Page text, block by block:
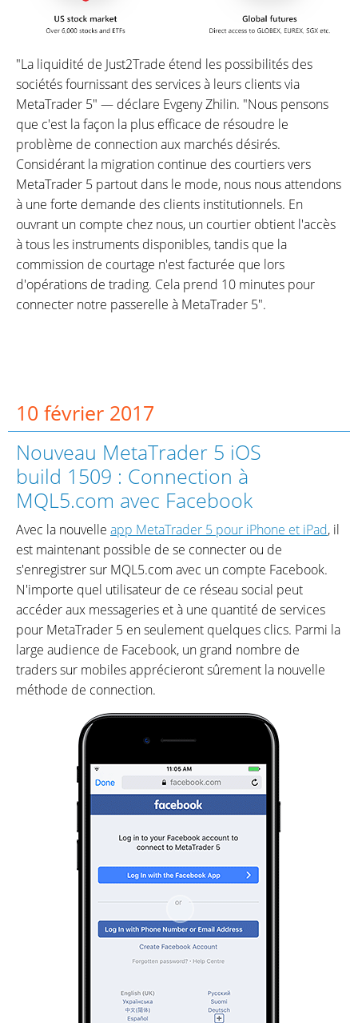
"La liquidité de Just2Trade étend les possibilités des
sociétés fournissant des services à leurs clients via
MetaTrader 5" — déclare Evgeny Zhilin. "Nous pensons
que c'est la façon la plus efficace de résoudre le
problème de connection aux marchés désirés.
Considérant la migration continue des courtiers vers
MetaTrader 5 partout dans le mode, nous nous attendons
à une forte demande des clients institutionnels. En
ouvrant un compte chez nous, un courtier obtient l'accès
à tous les instruments disponibles, tandis que la
commission de courtage n'est facturée que lors
d'opérations de trading. Cela prend 10 minutes pour
connecter notre passerelle à MetaTrader 5".
10 février 2017
Nouveau MetaTrader 5 iOS
build 1509 : Connection à
MQL5.com avec Facebook
Avec la nouvelle app MetaTrader 5 pour iPhone et iPad, il
est maintenant possible de se connecter ou de
s'enregistrer sur MQL5.com avec un compte Facebook.
N'importe quel utilisateur de ce réseau social peut
accéder aux messageries et à une quantité de services
pour MetaTrader 5 en seulement quelques clics. Parmi la
large audience de Facebook, un grand nombre de
traders sur mobiles apprécieront sûrement la nouvelle
méthode de connection.